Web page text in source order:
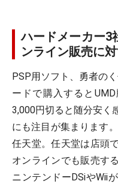
ハードメーカー3
ンライン販売に
PSP用ソフト、勇者の
ードで購入するとUMD
3,000円切ると随分安く
にも注目が集まります
任天堂。任天堂は店頭
オンラインでも販売す
ニンテンドーDSiやWii